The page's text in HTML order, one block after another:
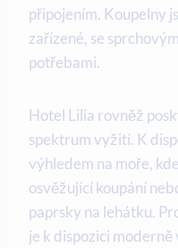
připojením. Koupelny
zařízené, se
potřebami.
Hotel Lilia rovněž
spektrum vyžití. K
výhledem na moře,
osvěžující koupání
paprsky na lehátku.
je k dispozici